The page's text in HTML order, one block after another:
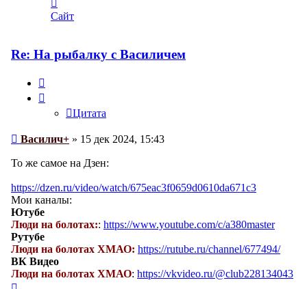
информация
пользователя
Сайт
Re: На рыбалку с Василичем
Цитата
Сообщение
Василич+ » 15 дек 2024, 15:43
То же самое на Дзен:
https://dzen.ru/video/watch/675eac3f0659d0610da671c3
Мои каналы:
Ютубе
Люди на болотах:: https://www.youtube.com/c/a380master
Рутубе
Люди на болотах ХМАО: https://rutube.ru/channel/677494/
ВК Видео
Люди на болотах ХМАО: https://vkvideo.ru/@club228134043